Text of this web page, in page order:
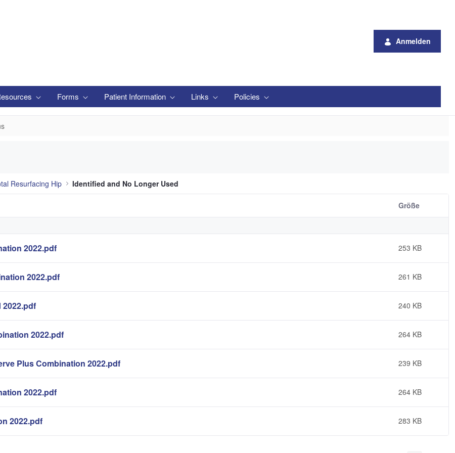
Anmelden
Forms Patient Information Links Policies
Resurfacing Hip Identified and No Longer Used
Größe
2022.pdf 253 KB
2022.pdf 261 KB
2022.pdf 240 KB
2022.pdf 264 KB
Plus Combination 2022.pdf 239 KB
2022.pdf 264 KB
2022.pdf 283 KB